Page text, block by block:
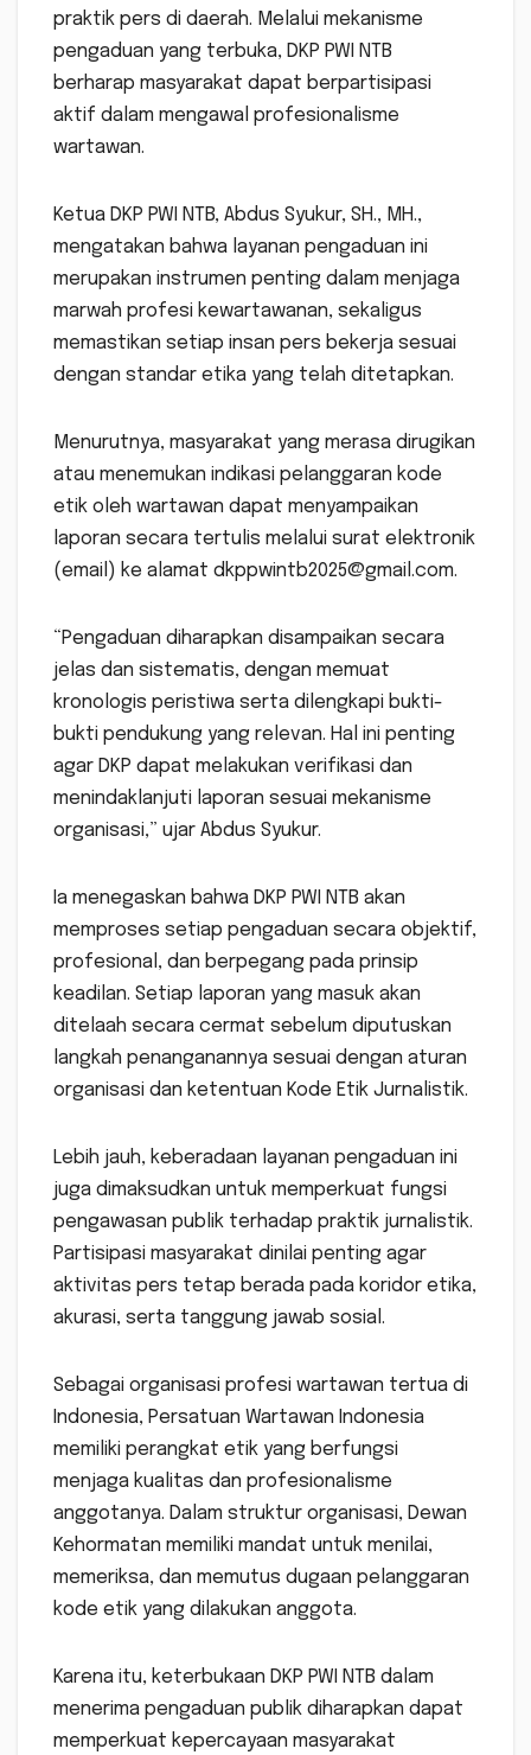
praktik pers di daerah. Melalui mekanisme
pengaduan yang terbuka, DKP PWI NTB
berharap masyarakat dapat berpartisipasi
aktif dalam mengawal profesionalisme
wartawan.
Ketua DKP PWI NTB, Abdus Syukur, SH., MH.,
mengatakan bahwa layanan pengaduan ini
merupakan instrumen penting dalam menjaga
marwah profesi kewartawanan, sekaligus
memastikan setiap insan pers bekerja sesuai
dengan standar etika yang telah ditetapkan.
Menurutnya, masyarakat yang merasa dirugikan
atau menemukan indikasi pelanggaran kode
etik oleh wartawan dapat menyampaikan
laporan secara tertulis melalui surat elektronik
(email) ke alamat dkppwintb2025@gmail.com.
“Pengaduan diharapkan disampaikan secara
jelas dan sistematis, dengan memuat
kronologis peristiwa serta dilengkapi bukti-
bukti pendukung yang relevan. Hal ini penting
agar DKP dapat melakukan verifikasi dan
menindaklanjuti laporan sesuai mekanisme
organisasi,” ujar Abdus Syukur.
Ia menegaskan bahwa DKP PWI NTB akan
memproses setiap pengaduan secara objektif,
profesional, dan berpegang pada prinsip
keadilan. Setiap laporan yang masuk akan
ditelaah secara cermat sebelum diputuskan
langkah penanganannya sesuai dengan aturan
organisasi dan ketentuan Kode Etik Jurnalistik.
Lebih jauh, keberadaan layanan pengaduan ini
juga dimaksudkan untuk memperkuat fungsi
pengawasan publik terhadap praktik jurnalistik.
Partisipasi masyarakat dinilai penting agar
aktivitas pers tetap berada pada koridor etika,
akurasi, serta tanggung jawab sosial.
Sebagai organisasi profesi wartawan tertua di
Indonesia, Persatuan Wartawan Indonesia
memiliki perangkat etik yang berfungsi
menjaga kualitas dan profesionalisme
anggotanya. Dalam struktur organisasi, Dewan
Kehormatan memiliki mandat untuk menilai,
memeriksa, dan memutus dugaan pelanggaran
kode etik yang dilakukan anggota.
Karena itu, keterbukaan DKP PWI NTB dalam
menerima pengaduan publik diharapkan dapat
memperkuat kepercayaan masyarakat